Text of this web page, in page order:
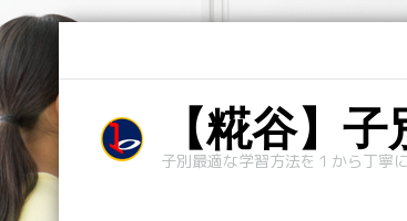
【糀谷】
子別最適な学習方法を１から丁寧